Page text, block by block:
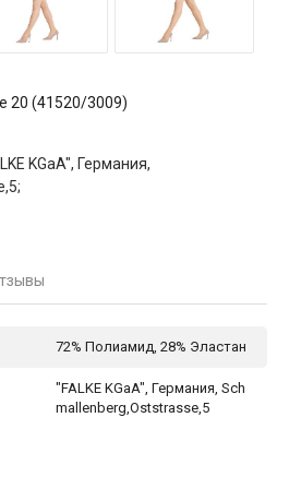
20 (41520/3009)
KGaA", Германия,
72% Полиамид, 28% Эластан
"FALKE KGaA", Германия, Sch
mallenberg,Oststrasse,5